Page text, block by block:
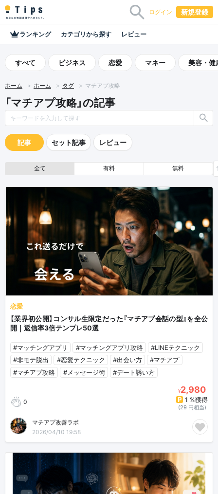
ログイン 新規登録
ランキング カテゴリから探す レビュー
すべて ビジネス 恋愛 マネー 美容・健
ホーム ホーム タグ マチアプ攻略
「マチアプ攻略」の記事
記事 セット記事 レビュー
全て 有料 無料
恋愛
【業界初公開】コンサル生限定だった『マチアプ会話の型』を全公
開｜返信率3倍テンプレ50選
#マッチングアプリ #マッチングアプリ攻略
#LINEテクニック
#非モテ脱出
#恋愛テクニック #出会い方
#マチアプ
#マチアプ攻略
#メッセージ術 #デート誘い方
0
¥2,980
1 %獲得
(29 円相当)
マチアプ改善ラボ
2026/04/10 19:58